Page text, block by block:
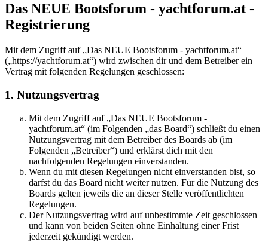
Das NEUE Bootsforum - yachtforum.at -
Registrierung
Mit dem Zugriff auf „Das NEUE Bootsforum - yachtforum.at“
(„https://yachtforum.at“) wird zwischen dir und dem Betreiber ein
Vertrag mit folgenden Regelungen geschlossen:
1. Nutzungsvertrag
Mit dem Zugriff auf „Das NEUE Bootsforum -
yachtforum.at“ (im Folgenden „das Board“) schließt du einen
Nutzungsvertrag mit dem Betreiber des Boards ab (im
Folgenden „Betreiber“) und erklärst dich mit den
nachfolgenden Regelungen einverstanden.
Wenn du mit diesen Regelungen nicht einverstanden bist, so
darfst du das Board nicht weiter nutzen. Für die Nutzung des
Boards gelten jeweils die an dieser Stelle veröffentlichten
Regelungen.
Der Nutzungsvertrag wird auf unbestimmte Zeit geschlossen
und kann von beiden Seiten ohne Einhaltung einer Frist
jederzeit gekündigt werden.